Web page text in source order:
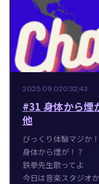
2025.09.020:32:43
#31 身体から
他
びっくり体験マジか！
身体から煙が！？
鉄拳先生歌ってよ
今日は音楽スタジオ